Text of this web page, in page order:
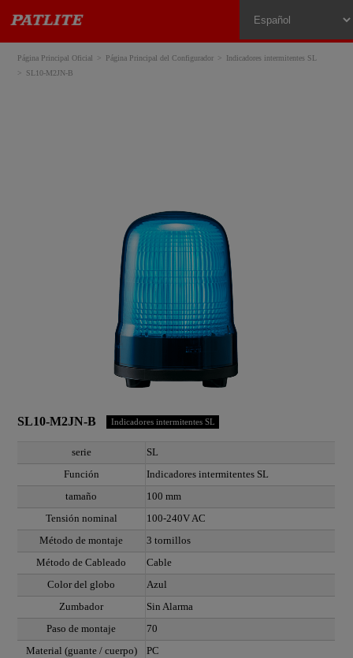
Página Principal Oficial Página Principal del Configurador
Indicadores intermitentes SL
SL10-M2JN-B
SL10-M2JN-B Indicadores intermitentes SL
serie
SL
Función
Indicadores intermitentes SL
tamaño
100 mm
Tensión nominal
100-240V AC
Método de montaje
3 tornillos
Método de Cableado
Cable
Color del globo
Azul
Zumbador
Sin Alarma
Paso de montaje
70
Material (guante / cuerpo)
PC